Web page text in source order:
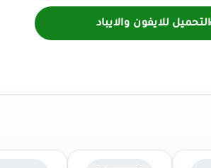
التحميل للايفون والايباد